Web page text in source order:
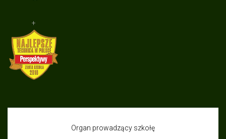
+
Organ prowadzący szkołę